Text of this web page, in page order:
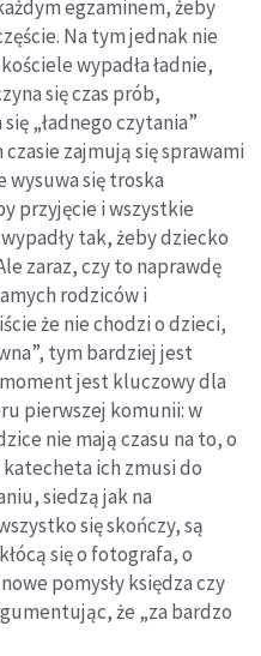
egzaminem, żeby
Na tym jednak nie
wypadła ładnie,
się czas prób,
„ładnego czytania”
zajmują się sprawami
wysuwa się troska
przyjęcie i wszystkie
tak, żeby dziecko
zaraz, czy to naprawdę
rodziców i
że nie chodzi o dzieci,
tym bardziej jest
jest kluczowy dla
pierwszej komunii: w
nie mają czasu na to, o
ich zmusi do
siedzą jak na
się skończy, są
się o fotografa, o
pomysły księdza czy
że „za bardzo